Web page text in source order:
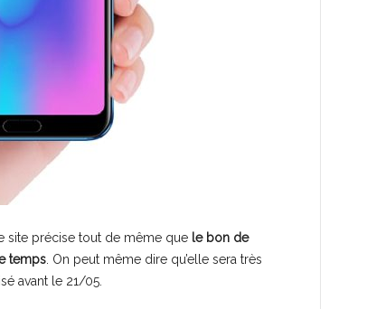
site précise tout de même que le bon de
temps. On peut même dire qu’elle sera très
avant le 21/05.